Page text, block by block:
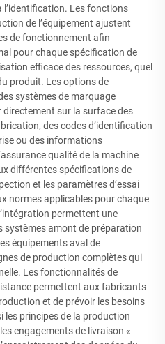
l’identification. Les fonctions
de l’équipement ajustent
de fonctionnement afin
pour chaque spécification de
efficace des ressources, quel
produit. Les options de
systèmes de marquage
directement sur la surface des
des codes d’identification
ou des informations
qualité de la machine
différentes spécifications de
et les paramètres d’essai
normes applicables pour chaque
permettent une
systèmes amont de préparation
équipements aval de
de production complètes qui
Les fonctionnalités de
permettent aux fabricants
et de prévoir les besoins
les principes de la production
engagements de livraison «